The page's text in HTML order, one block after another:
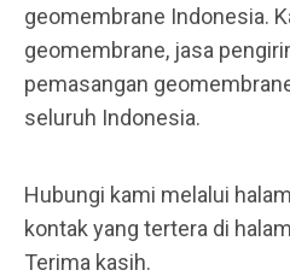
geomembrane Indonesia.
geomembrane, jasa
pemasangan
seluruh Indonesia.
Hubungi kami melalui
kontak yang tertera di
Terima kasih.